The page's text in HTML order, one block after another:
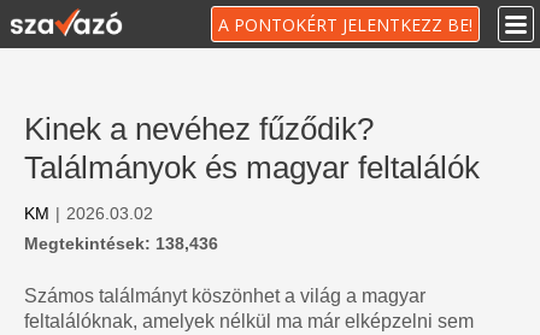
A PONTOKÉRT JELENTKEZZ BE!
Kinek a nevéhez fűződik?
Találmányok és magyar feltalálók
KM | 2026.03.02
Megtekintések: 138,436
Számos találmányt köszönhet a világ a magyar
feltalálóknak, amelyek nélkül ma már elképzelni sem